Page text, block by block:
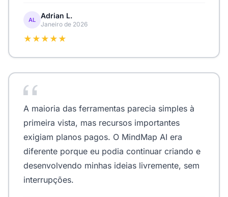
AL Adrian L.
Janeiro de 2026
★★★★★
A maioria das ferramentas parecia simples à
primeira vista, mas recursos importantes
exigiam planos pagos. O MindMap AI era
diferente porque eu podia continuar criando e
desenvolvendo minhas ideias livremente, sem
interrupções.